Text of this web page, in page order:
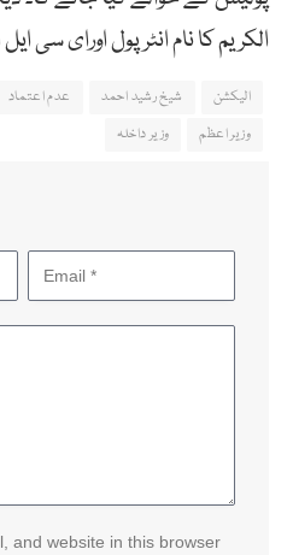
الکریم کا نام انٹرپول اورای سی
الیکشن شیخ رشید احمد عدم اعتماد
وزیر اعظم
وزیر داخلہ
and website in this browser